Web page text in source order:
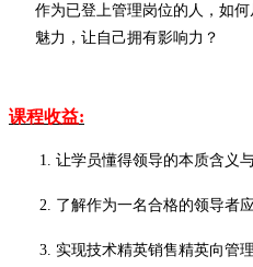
作为已登上管理岗位的人，如
魅力，让自己拥有影响力？
课程收益:
1. 让学员懂得领导的本质含义
2. 了解作为一名合格的领导者
3. 实现技术精英销售精英向管